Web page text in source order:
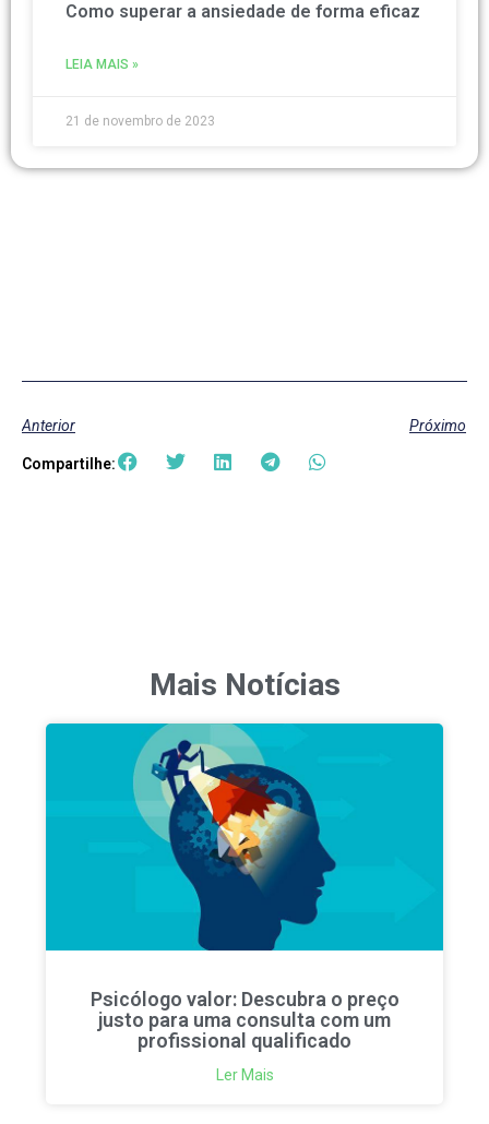
Como superar a ansiedade de forma eficaz
LEIA MAIS »
21 de novembro de 2023
Anterior Próximo
Compartilhe:
Mais Notícias
Psicólogo valor: Descubra o preço
justo para uma consulta com um
profissional qualificado
Ler Mais